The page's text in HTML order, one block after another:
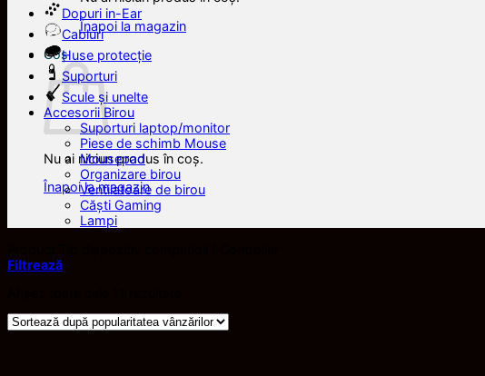
Înapoi la magazin
Coș
Nu ai niciun produs în coș.
Înapoi la magazin
Dopuri in-Ear
Cabluri
Huse protecție
Suporturi
Scule și unelte
Accesorii Birou
Suporturi laptop/monitor
Piese de schimb Mouse
Mousepad
Organizare birou
Ventilatoare de birou
Căști Gaming
Lampi
Filtrează
popularitate